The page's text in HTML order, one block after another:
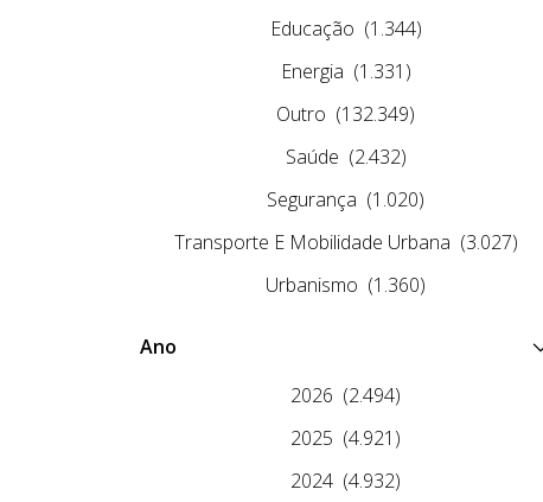
Educação (1.344)
Energia (1.331)
Outro (132.349)
Saúde (2.432)
Segurança (1.020)
Transporte E Mobilidade Urbana (3.027)
Urbanismo (1.360)
Ano
2026 (2.494)
2025 (4.921)
2024 (4.932)